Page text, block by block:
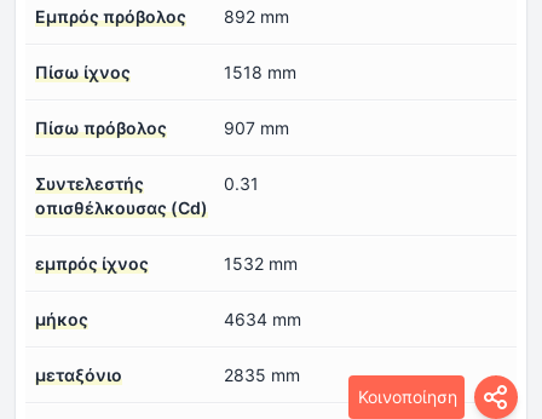
Κοινοποίηση
Εμπρός πρόβολος 892 mm
Πίσω ίχνος 1518 mm
Πίσω πρόβολος 907 mm
Συντελεστής
οπισθέλκουσας (Cd)
0.31
εμπρός ίχνος 1532 mm
μήκος 4634 mm
μεταξόνιο 2835 mm